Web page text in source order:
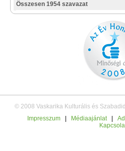
Összesen 1954 szavazat
© 2008 Vaskarika Kulturális és
Impresszum
Médiaajánlat